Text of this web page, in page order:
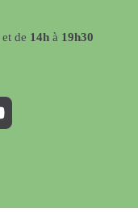
et de 14h à 19h30